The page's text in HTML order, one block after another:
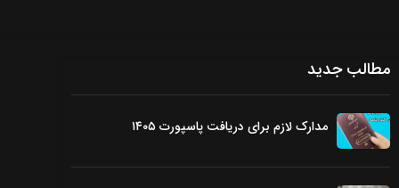
مطالب جدید
مدارک لازم برای دریافت پاسپورت ۱۴۰۵